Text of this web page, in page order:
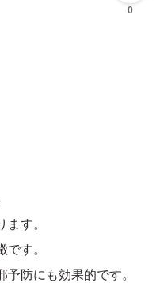
0
す。
す。
防にも効果的です。